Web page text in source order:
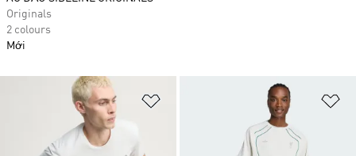
Originals
2 colours
Mới